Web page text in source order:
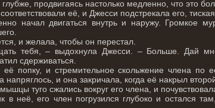
продвигаясь настолько медленно, что это
её, и Джесси подстрекала его,
начал двигаться внутрь и наружу. Громкое
и желала, чтобы он перестал.
тебя, – выдохнула Джесси. – Больше. Дай
сдерживаться.
попку, и стремительное скольжение члена по
и она закричала, когда её накрыл
туго сжались вокруг его члена, и
в неё, его член погрузился глубоко и остался